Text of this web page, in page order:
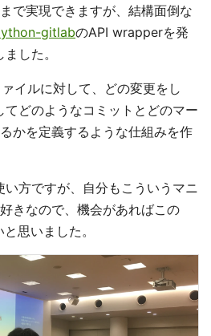
で実現できますが、結構面倒な
gitlabのAPI wrapperを発
した。
イルに対して、どの変更をし
どのようなコミットとどのマー
かを定義するような仕組みを作
方ですが、自分もこういうマニ
きなので、機会があればこの
思いました。